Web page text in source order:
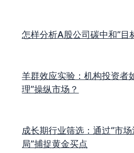
怎样分析A股公司碳中和”目
羊群效应实验：机构投资者
理”操纵市场？
成长期行业筛选：通过“市
局”捕捉黄金买点